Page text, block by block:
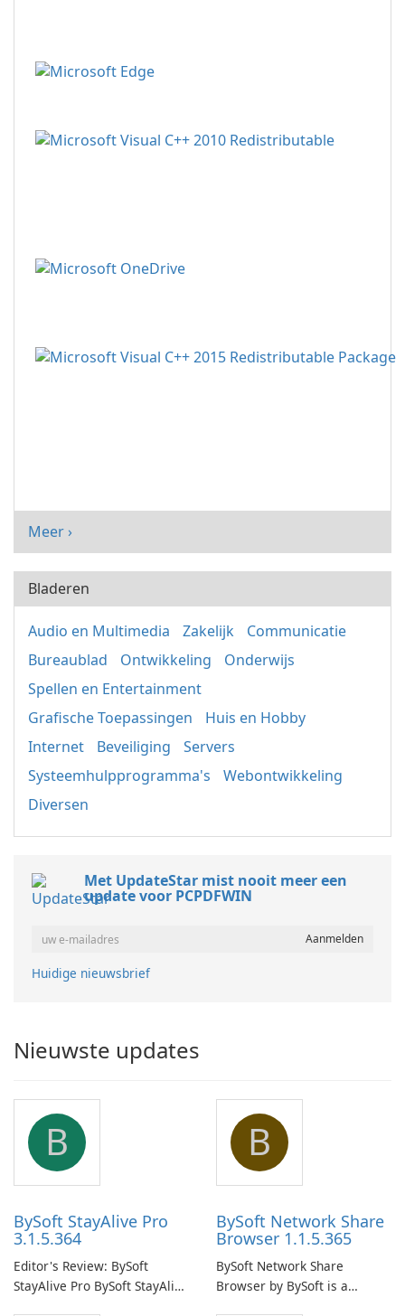
Meer ›
Bladeren
Audio en Multimedia Zakelijk
Communicatie
Bureaublad
Ontwikkeling
Onderwijs
Spellen en Entertainment
Grafische Toepassingen
Huis en Hobby
Internet
Beveiliging
Servers
Systeemhulpprogramma's
Webontwikkeling
Diversen
Met UpdateStar mist nooit meer een
update voor PCPDFWIN
Huidige nieuwsbrief
Nieuwste updates
B
BySoft StayAlive Pro
3.1.5.364
Editor's Review: BySoft
StayAlive Pro BySoft StayAlive
B
BySoft Network Share
Browser 1.1.5.365
BySoft Network Share
Browser by BySoft is a